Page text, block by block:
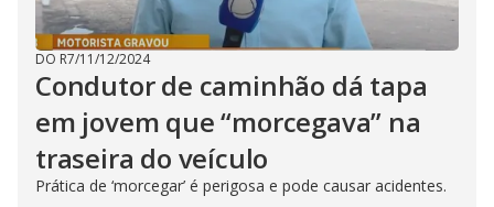
DO R7/11/12/2024
Condutor de caminhão dá tapa
em jovem que “morcegava” na
traseira do veículo
Prática de ‘morcegar’ é perigosa e pode causar acidentes.